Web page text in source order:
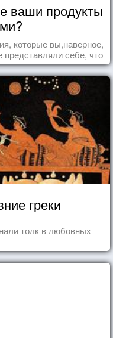
ваши продукты
которые вы,наверное,
представляли себе, что
пищу.
греки
толк в любовных